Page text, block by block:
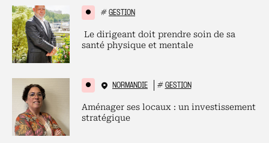
# GESTION
Le dirigeant doit prendre soin de sa
santé physique et mentale
NORMANDIE # GESTION
Aménager ses locaux : un investissement
stratégique